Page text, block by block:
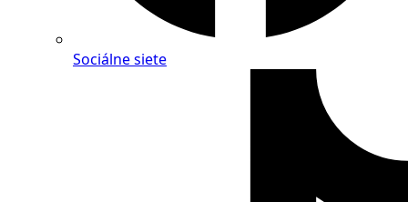
Sociálne siete